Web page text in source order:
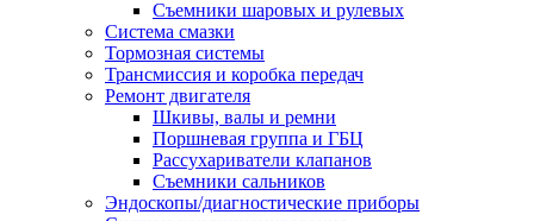
Съемники шаровых и рулевых
Система смазки
Тормозная системы
Трансмиссия и коробка передач
Ремонт двигателя
Шкивы, валы и ремни
Поршневая группа и ГБЦ
Рассухариватели клапанов
Съемники сальников
Эндоскопы/диагностические приборы